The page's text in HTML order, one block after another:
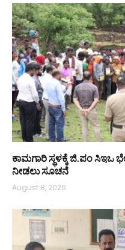
ಕಾಮಗಾರಿ ಸ್ಥಳಕ್ಕೆ ಜಿ.ಪಂ ಸಿಇಒ
ನೀಡಲು ಸೂಚನೆ
August 8, 2026